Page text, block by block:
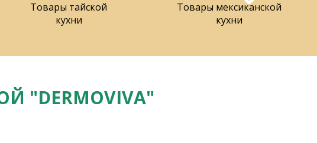
Товары тайской
кухни
Товары мексиканской
кухни
"DERMOVIVA"